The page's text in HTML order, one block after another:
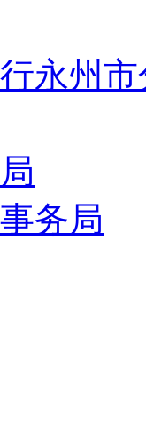
永州
务局